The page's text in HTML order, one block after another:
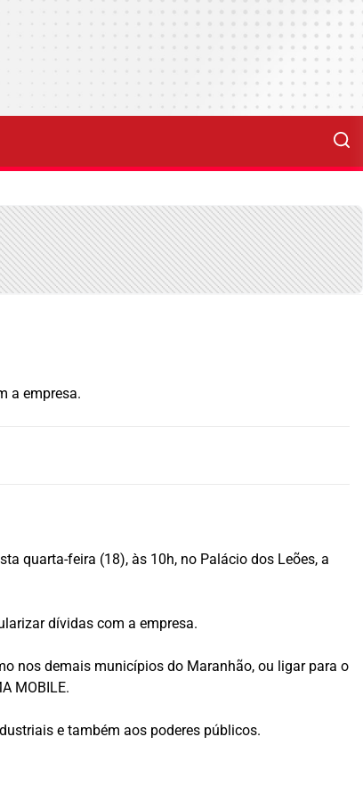
a empresa.
quarta-feira (18), às 10h, no Palácio dos Leões, a
dívidas com a empresa.
nos demais municípios do Maranhão, ou ligar para o
MOBILE.
e também aos poderes públicos.